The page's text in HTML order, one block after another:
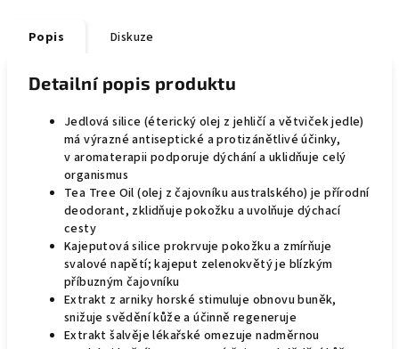
Popis Diskuze
Detailní popis produktu
Jedlová silice (éterický olej z jehličí a větviček jedle)
má výrazné antiseptické a protizánětlivé účinky,
v aromaterapii podporuje dýchání a uklidňuje celý
organismus
Tea Tree Oil (olej z čajovníku australského) je přírodní
deodorant, zklidňuje pokožku a uvolňuje dýchací
cesty
Kajeputová silice prokrvuje pokožku a zmírňuje
svalové napětí; kajeput zelenokvětý je blízkým
příbuzným čajovníku
Extrakt z arniky horské stimuluje obnovu buněk,
snižuje svědění kůže a účinně regeneruje
Extrakt šalvěje lékařské omezuje nadměrnou